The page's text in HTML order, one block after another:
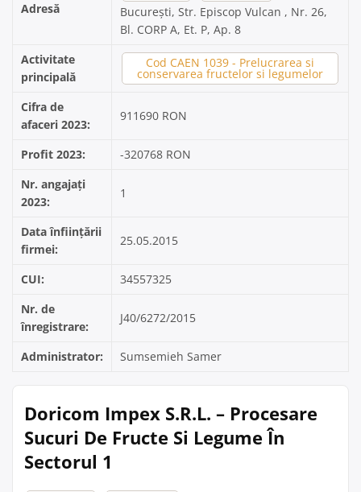
Adresă
București, Str. Episcop Vulcan , Nr. 26,
Bl. CORP A, Et. P, Ap. 8
Activitate
principală
Cod CAEN 1039 - Prelucrarea si
conservarea fructelor si legumelor
Cifra de
afaceri 2023:
911690 RON
Profit 2023:
-320768 RON
Nr. angajați
2023:
1
Data înființării
firmei:
25.05.2015
CUI:
34557325
Nr. de
înregistrare:
J40/6272/2015
Administrator: Sumsemieh Samer
Doricom Impex S.R.L. – Procesare
Sucuri De Fructe Si Legume În
Sectorul 1